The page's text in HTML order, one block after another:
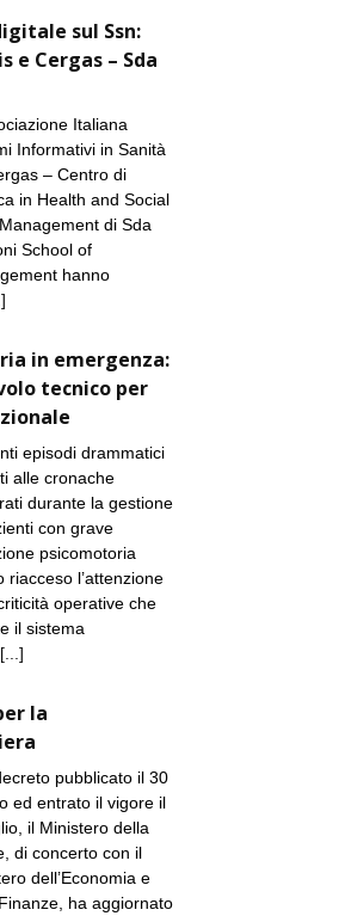
sul Ssn:
e Cergas – Sda
Italiana
Informativi in Sanità
– Centro di
in Health and Social
di Sda
School of
hanno
in emergenza:
tecnico per
episodi drammatici
alle cronache
durante la gestione
con grave
psicomotoria
riacceso l’attenzione
operative che
il sistema
[...]
la
pubblicato il 30
ed entrato il vigore il
il Ministero della
di concerto con il
dell’Economia e
ha aggiornato